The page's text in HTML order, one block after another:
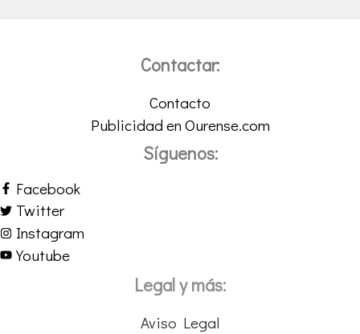
Contactar:
Contacto
Publicidad en Ourense.com
Síguenos:
Facebook
Twitter
Instagram
Youtube
Legal y más:
Aviso Legal